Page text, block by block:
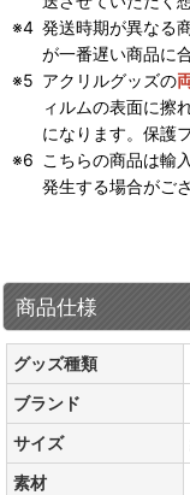
発送時期が異なる
が一番遅い商品に
アクリルグッズの
ィルムの表面に擦
になります。保護
こちらの商品は輸
発生する場合がご
商品仕様
グッズ種類
ブランド
サイズ
素材